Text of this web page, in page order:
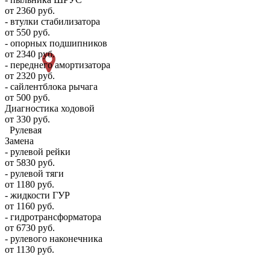
от 2360 руб.
- втулки стабилизатора
от 550 руб.
- опорных подшипников
от 2340 руб.
- переднего амортизатора
от 2320 руб.
- сайлентблока рычага
от 500 руб.
Диагностика ходовой
от 330 руб.
Рулевая
Замена
- рулевой рейки
от 5830 руб.
- рулевой тяги
от 1180 руб.
- жидкости ГУР
от 1160 руб.
- гидротрансформатора
от 6730 руб.
- рулевого наконечника
от 1130 руб.